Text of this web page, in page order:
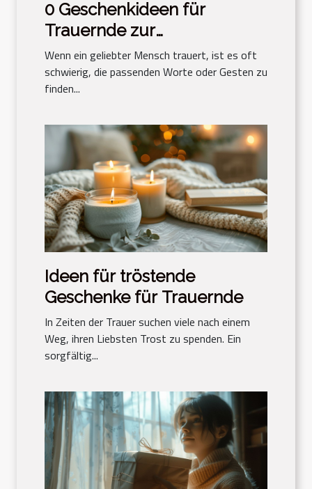
0 Geschenkideen für
Trauernde zur
Unterstützung und
Trostspende
Wenn ein geliebter Mensch trauert, ist es oft
schwierig, die passenden Worte oder Gesten zu
finden...
Ideen für tröstende
Geschenke für Trauernde
In Zeiten der Trauer suchen viele nach einem
Weg, ihren Liebsten Trost zu spenden. Ein
sorgfältig...